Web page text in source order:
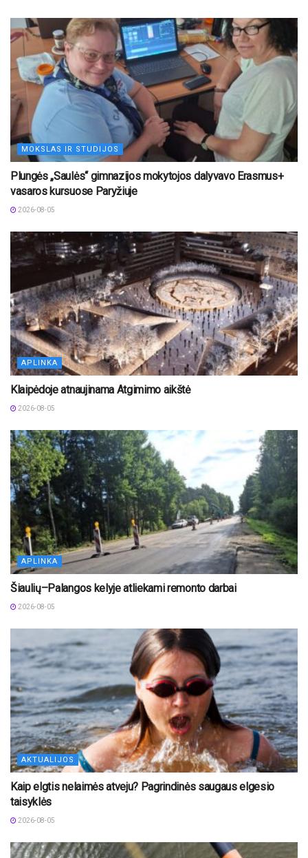
MOKSLAS IR STUDIJOS
Plungės „Saulės“ gimnazijos mokytojos dalyvavo Erasmus+
vasaros kursuose Paryžiuje
2026-08-05
APLINKA
Klaipėdoje atnaujinama Atgimimo aikštė
2026-08-05
APLINKA
Šiaulių–Palangos kelyje atliekami remonto darbai
2026-08-05
AKTUALIJOS
Kaip elgtis nelaimės atveju? Pagrindinės saugaus elgesio
taisyklės
2026-08-05